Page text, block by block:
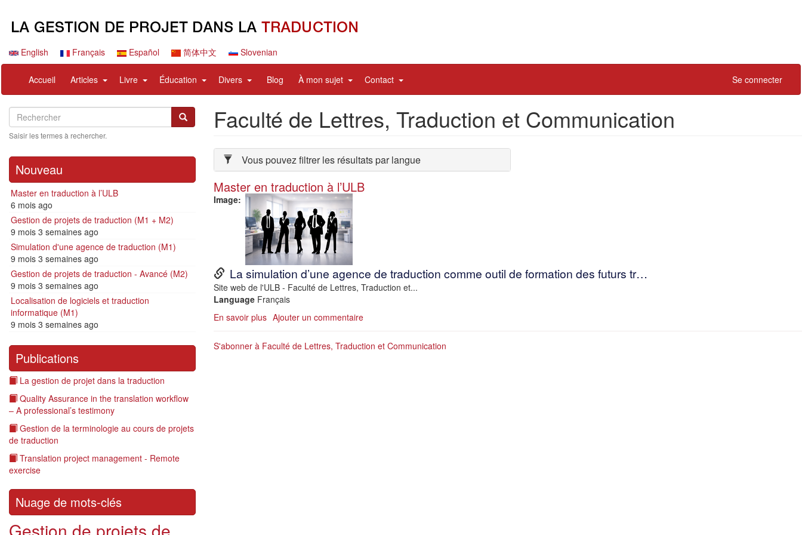
principalEnglish Français Español 简体中文 Slovenian
principale
Accueil Articles expandLivre expandÉducation expand
items
Divers expand
items
Blog À mon sujet expand
items
Contact expand
items
account
menu
Se connecter
Search
Rechercher Rechercher
Saisir les termes à rechercher.
Nouveau
Master en traduction à l’ULB
6 mois ago
Gestion de projets de traduction (M1 + M2)
9 mois 3 semaines ago
Simulation d'une agence de traduction (M1)
9 mois 3 semaines ago
Gestion de projets de traduction - Avancé (M2)
9 mois 3 semaines ago
Localisation de logiciels et traduction
informatique (M1)
9 mois 3 semaines ago
Publications
La gestion de projet dans la traduction
Quality Assurance in the translation workflow
– A professional’s testimony
Gestion de la terminologie au cours de projets
de traduction
Translation project management - Remote
exercise
Nuage de mots-clés
Gestion de projets de
Faculté de Lettres, Traduction et Communication
Vous pouvez filtrer les résultats par langue
Master en traduction à l’ULB
Image
URLLa simulation d’une agence de traduction comme outil de formation des futurs tr…
Description
Site web de l'ULB - Faculté de Lettres, Traduction et...
LanguageFrançais
En savoir plussur
en
traduction
Ajouter un commentaire
S'abonner à Faculté de Lettres, Traduction et Communication